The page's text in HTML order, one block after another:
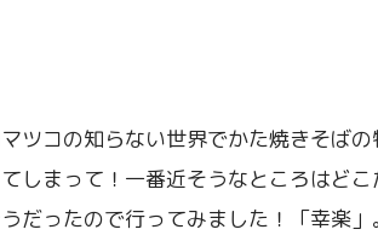
ツコの知らない世界でかた焼きそば
しまって！一番近そうなところはど
だったので行ってみました！「幸楽